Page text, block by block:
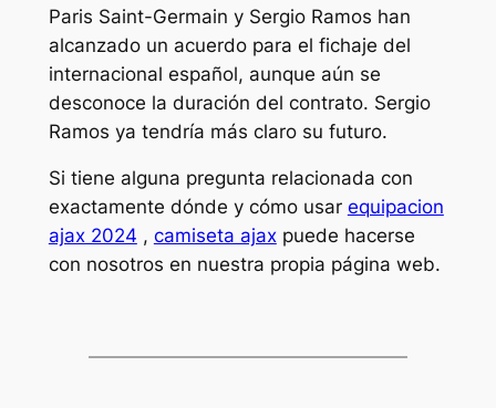
Paris Saint-Germain y Sergio Ramos han
alcanzado un acuerdo para el fichaje del
internacional español, aunque aún se
desconoce la duración del contrato. Sergio
Ramos ya tendría más claro su futuro.
Si tiene alguna pregunta relacionada con
exactamente dónde y cómo usar equipacion
ajax 2024 , camiseta ajaxpuede hacerse
con nosotros en nuestra propia página web.